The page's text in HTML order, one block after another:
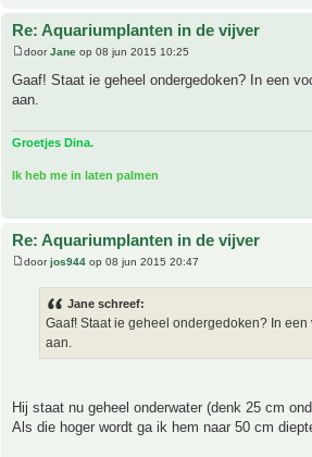
Re: Aquariumplanten in de vijver
doorJane op 08 jun 2015 10:25
Gaaf! Staat ie geheel ondergedoken? In een
aan.
Groetjes Dina.
Ik heb me in laten palmen
Re: Aquariumplanten in de vijver
doorjos944 op 08 jun 2015 20:47
Jane schreef:
Gaaf! Staat ie geheel ondergedoken? In
aan.
Hij staat nu geheel onderwater (denk 25 cm
Als die hoger wordt ga ik hem naar 50 cm